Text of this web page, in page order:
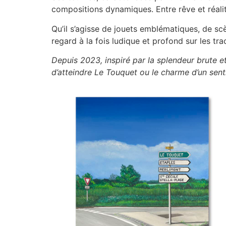
compositions dynamiques. Entre rêve et
Qu’il s’agisse de jouets emblématiques, de
regard à la fois ludique et profond sur les
Depuis 2023, inspiré par la splendeur brute
d’atteindre Le Touquet ou le charme d’un